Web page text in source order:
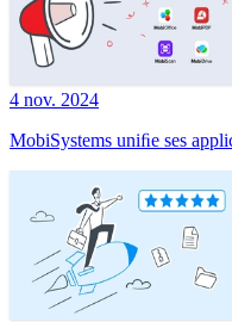
4 nov. 2024
MobiSystems uniﬁe ses